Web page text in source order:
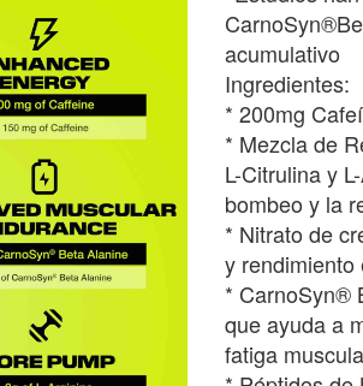
acumulativo
Ingredientes:
* 200mg
* Mezcla de
L-Citrulina y
bombeo y la
* Nitrato de
y rendimiento
* CarnoSyn®
que ayuda a
fatiga